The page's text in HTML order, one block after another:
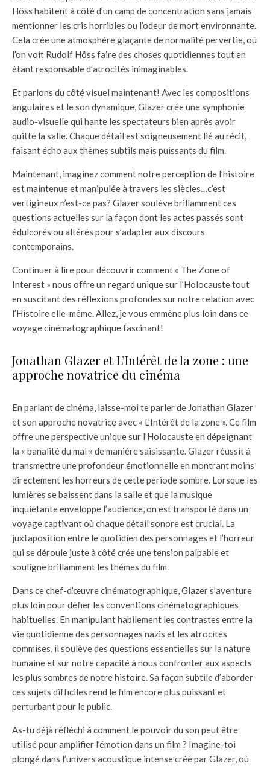
Höss habitent à côté d’un camp de concentration sans jamais
mentionner les cris horribles ou l’odeur de mort environnante.
Cela crée une atmosphère glaçante de normalité pervertie, où
l’on voit Rudolf Höss faire des choses quotidiennes tout en
étant responsable d’atrocités inimaginables.
Et parlons du côté visuel maintenant! Avec les compositions
angulaires et le son dynamique, Glazer crée une symphonie
audio-visuelle qui hante les spectateurs bien après avoir
quitté la salle. Chaque détail est soigneusement lié au récit,
faisant écho aux thèmes subtils mais puissants du film.
Maintenant, imaginez comment notre perception de l’histoire
est maintenue et manipulée à travers les siècles…c’est
vertigineux n’est-ce pas? Glazer soulève brillamment ces
questions actuelles sur la façon dont les actes passés sont
édulcorés ou altérés pour s’adapter aux discours
contemporains.
Continuer à lire pour découvrir comment « The Zone of
Interest » nous offre un regard unique sur l’Holocauste tout
en suscitant des réflexions profondes sur notre relation avec
l’Histoire elle-même. Allez, je vous emmène plus loin dans ce
voyage cinématographique fascinant!
Jonathan Glazer et L’Intérêt de la zone : une
approche novatrice du cinéma
En parlant de cinéma, laisse-moi te parler de Jonathan Glazer
et son approche novatrice avec « L’Intérêt de la zone ». Ce film
offre une perspective unique sur l’Holocauste en dépeignant
la « banalité du mal » de manière saisissante. Glazer réussit à
transmettre une profondeur émotionnelle en montrant moins
directement les horreurs de cette période sombre. Lorsque les
lumières se baissent dans la salle et que la musique
inquiétante enveloppe l’audience, on est transporté dans un
voyage captivant où chaque détail sonore est crucial. La
juxtaposition entre le quotidien des personnages et l’horreur
qui se déroule juste à côté crée une tension palpable et
souligne brillamment les thèmes du film.
Dans ce chef-d’œuvre cinématographique, Glazer s’aventure
plus loin pour défier les conventions cinématographiques
habituelles. En manipulant habilement les contrastes entre la
vie quotidienne des personnages nazis et les atrocités
commises, il soulève des questions essentielles sur la nature
humaine et sur notre capacité à nous confronter aux aspects
les plus sombres de notre histoire. Sa façon subtile d’aborder
ces sujets difficiles rend le film encore plus puissant et
perturbant pour le public.
As-tu déjà réfléchi à comment le pouvoir du son peut être
utilisé pour amplifier l’émotion dans un film ? Imagine-toi
plongé dans l’univers acoustique intense créé par Glazer, où